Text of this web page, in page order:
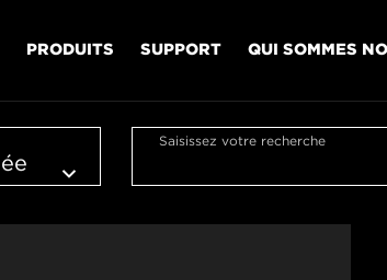
PRODUITS SUPPORT QUI SOMMES
Saisissez votre recherche